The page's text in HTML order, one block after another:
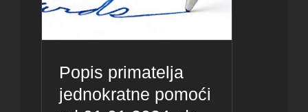
Popis primatelja
jednokratne pomoći